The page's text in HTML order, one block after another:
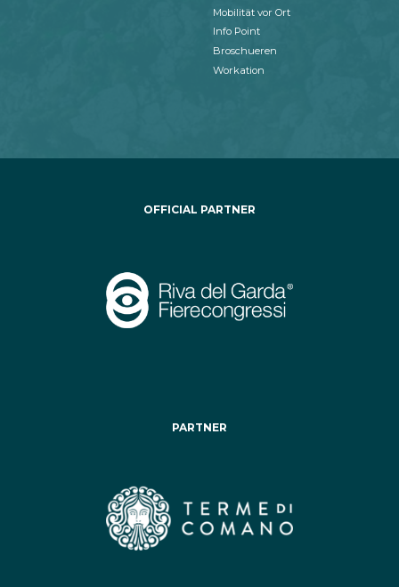
Mobilität vor Ort
Info Point
Broschueren
Workation
OFFICIAL PARTNER
PARTNER